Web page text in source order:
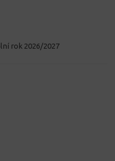
rok 2026/2027